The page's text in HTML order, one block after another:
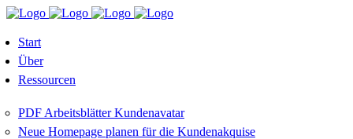
Start
Über
Ressourcen
PDF Arbeitsblätter Kundenavatar
Neue Homepage planen für die Kundenakquise